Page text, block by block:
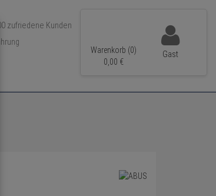
zufriedene Kunden
Warenkorb (0)
0, 00 €
Gast